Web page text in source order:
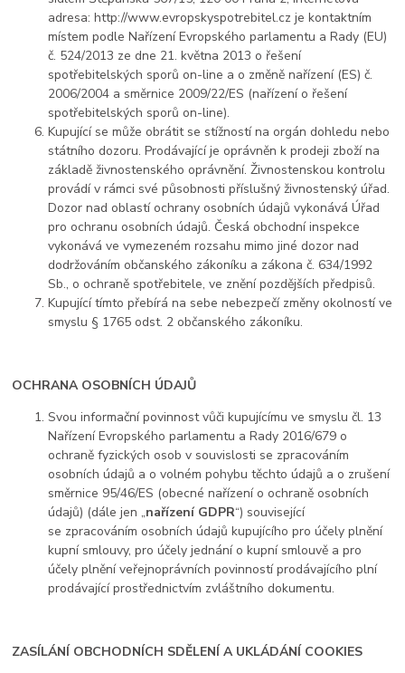
adresa: http://www.evropskyspotrebitel.cz je kontaktním
místem podle Nařízení Evropského parlamentu a Rady (EU)
č. 524/2013 ze dne 21. května 2013 o řešení
spotřebitelských sporů on-line a o změně nařízení (ES) č.
2006/2004 a směrnice 2009/22/ES (nařízení o řešení
spotřebitelských sporů on-line).
Kupující se může obrátit se stížností na orgán dohledu nebo
státního dozoru. Prodávající je oprávněn k prodeji zboží na
základě živnostenského oprávnění. Živnostenskou kontrolu
provádí v rámci své působnosti příslušný živnostenský úřad.
Dozor nad oblastí ochrany osobních údajů vykonává Úřad
pro ochranu osobních údajů. Česká obchodní inspekce
vykonává ve vymezeném rozsahu mimo jiné dozor nad
dodržováním občanského zákoníku a zákona č. 634/1992
Sb., o ochraně spotřebitele, ve znění pozdějších předpisů.
Kupující tímto přebírá na sebe nebezpečí změny okolností ve
smyslu § 1765 odst. 2 občanského zákoníku.
OCHRANA OSOBNÍCH ÚDAJŮ
Svou informační povinnost vůči kupujícímu ve smyslu čl. 13
Nařízení Evropského parlamentu a Rady 2016/679 o
ochraně fyzických osob v souvislosti se zpracováním
osobních údajů a o volném pohybu těchto údajů a o zrušení
směrnice 95/46/ES (obecné nařízení o ochraně osobních
údajů) (dále jen „nařízení GDPR“) související
se zpracováním osobních údajů kupujícího pro účely plnění
kupní smlouvy, pro účely jednání o kupní smlouvě a pro
účely plnění veřejnoprávních povinností prodávajícího plní
prodávající prostřednictvím zvláštního dokumentu.
ZASÍLÁNÍ OBCHODNÍCH SDĚLENÍ A UKLÁDÁNÍ COOKIES